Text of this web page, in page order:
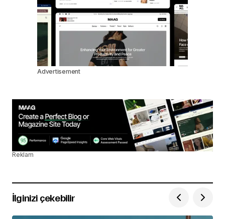
Advertisement
Reklam
İlginizi çekebilir